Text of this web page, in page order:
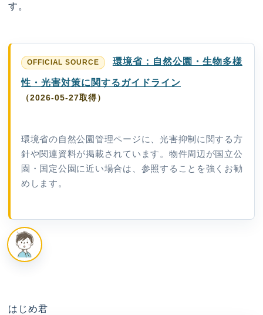
す。
環境省：自然公園・生物多様
性・光害対策に関するガイドライン
（2026-05-27取得）
環境省の自然公園管理ページに、光害抑制に関する方
針や関連資料が掲載されています。物件周辺が国立公
園・国定公園に近い場合は、参照することを強くお勧
めします。
はじめ君